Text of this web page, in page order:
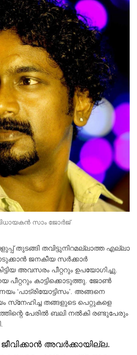
സാം ജോർജ്
തുടങ്ങി തവിട്ടുനിറമല്ലാത്ത എല്ലാ
ജനകീയ സർക്കാർ
അവസരം പീറ്ററും ഉപയോഗിച്ചു.
പീറ്ററും കാട്ടിക്കൊടുത്തു. ജോൺ
‘പാട്രിയോട്ടിസം’. അങ്ങനെ
തങ്ങളുടെ പെറ്റുകളെ
പേരിൽ ബലി നൽകി രണ്ടുപേരും
അവർക്കായില്ല.